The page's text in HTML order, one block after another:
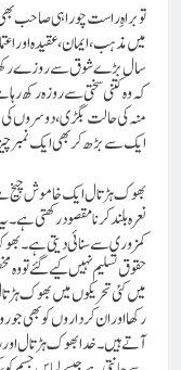
تو براہِ راست چوراہی صاحب بھی
میں مذہب، ایمان، عقیدہ اور
سال بڑے شوق سے روزے رکھنا،
کہ وہ کتنی سختی سے روزہ رکھ
منہ کی حالت بگڑی، دوسروں کی
ایک سے بڑھ کر بھی ایک نمبر
بھوک ہڑتال ایک خاموش چیخ
نعرہ بلند کرنا مقصود رکھتی
کمزوری سے سنائی دیتی ہے۔
حقوق تسلیم نہیں کیے گئے تو وہ
میں کئی تحریکوں میں بھوک
رکھا اور ان کرداروں کو بھی جو
آتے ہیں۔ خدا بھوک ہڑتال اور